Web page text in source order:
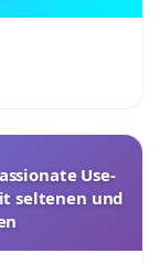
Use-
seltenen und